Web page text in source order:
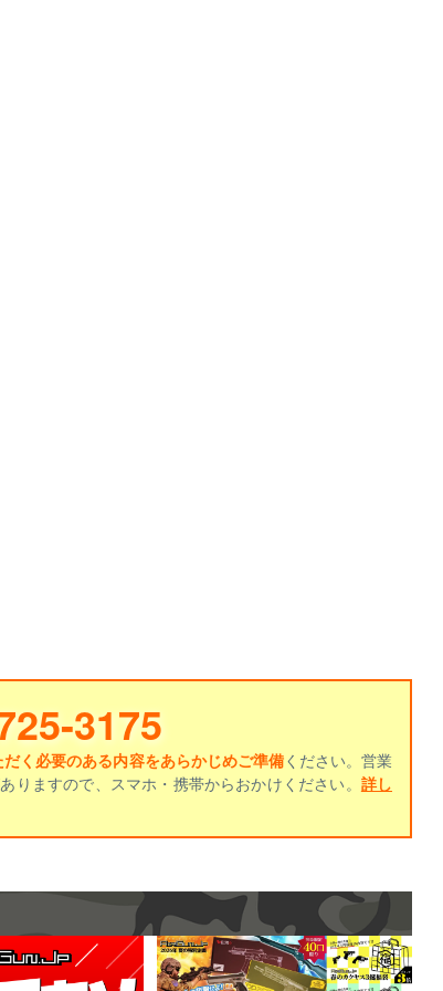
3175
だく必要のある内容をあらかじめご準備ください。営業
ますので、スマホ・携帯からおかけください。 詳し